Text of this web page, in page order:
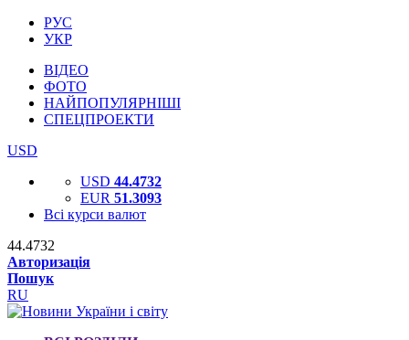
РУС
УКР
ВІДЕО
ФОТО
НАЙПОПУЛЯРНІШІ
СПЕЦПРОЕКТИ
USD
USD 44.4732
EUR 51.3093
Всі курси валют
44.4732
Авторизація
Пошук
RU